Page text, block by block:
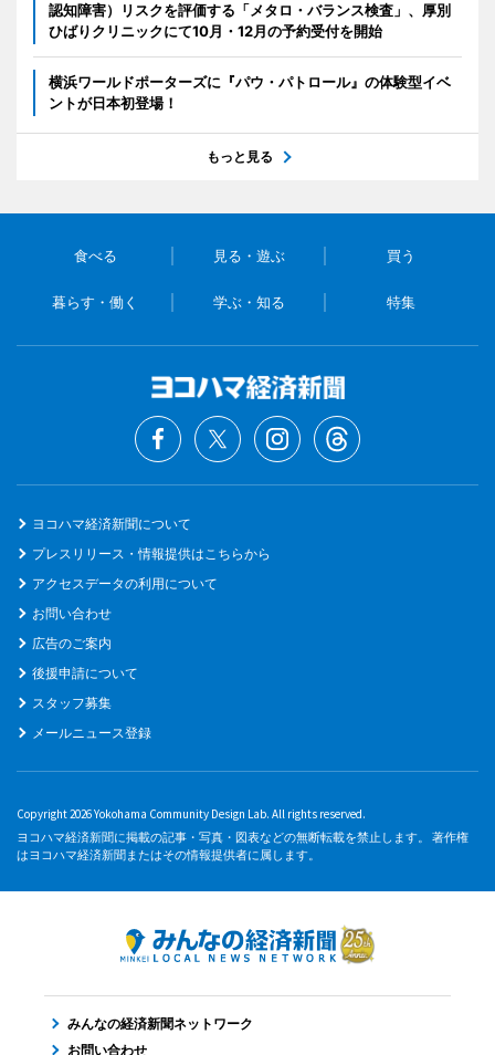
認知障害）リスクを評価する「メタロ・バランス検査」、厚別
ひばりクリニックにて10月・12月の予約受付を開始
横浜ワールドポーターズに『パウ・パトロール』の体験型イベ
ントが日本初登場！
もっと見る
食べる 見る・遊ぶ 買う
暮らす・働く 学ぶ・知る 特集
ヨコハマ経済新聞について
プレスリリース・情報提供はこちらから
アクセスデータの利用について
お問い合わせ
広告のご案内
後援申請について
スタッフ募集
メールニュース登録
Copyright 2026 Yokohama Community Design Lab. All rights reserved.
ヨコハマ経済新聞に掲載の記事・写真・図表などの無断転載を禁止します。 著作権
はヨコハマ経済新聞またはその情報提供者に属します。
みんなの経済新聞ネットワーク
お問い合わせ